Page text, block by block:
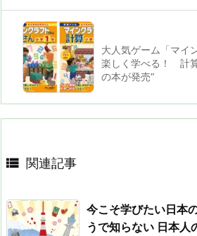
大人気ゲーム「マイ
楽しく学べる！ 計
の本が発売“
 関連記事
今こそ学びたい日本
うで知らない 日本人